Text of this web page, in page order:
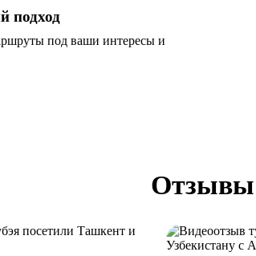
подход
под ваши интересы и
Отзывы